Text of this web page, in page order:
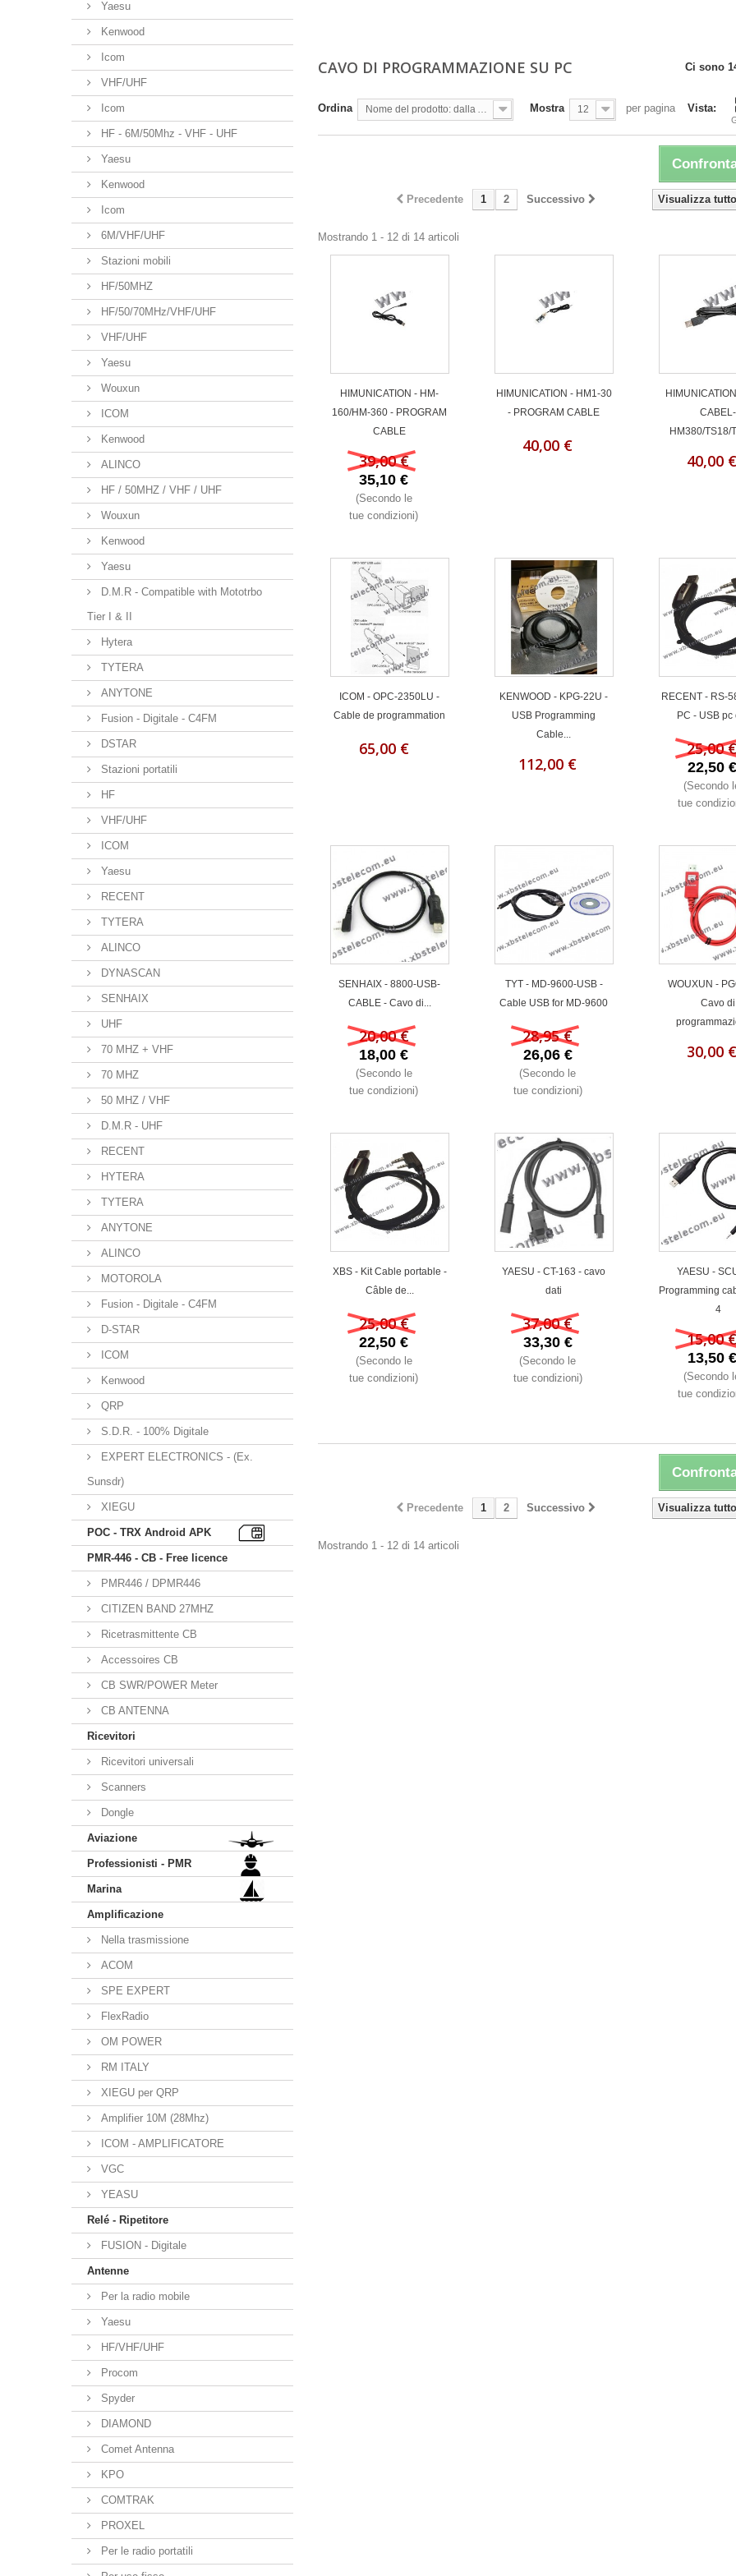
Yaesu
Kenwood
Icom
VHF/UHF
Icom
HF - 6M/50Mhz - VHF - UHF
Yaesu
Kenwood
Icom
6M/VHF/UHF
Stazioni mobili
HF/50MHZ
HF/50/70MHz/VHF/UHF
VHF/UHF
Yaesu
Wouxun
ICOM
Kenwood
ALINCO
HF / 50MHZ / VHF / UHF
Wouxun
Kenwood
Yaesu
D.M.R - Compatible with Mototrbo
Tier I & II
Hytera
TYTERA
ANYTONE
Fusion - Digitale - C4FM
DSTAR
Stazioni portatili
HF
VHF/UHF
ICOM
Yaesu
RECENT
TYTERA
ALINCO
DYNASCAN
SENHAIX
UHF
70 MHZ + VHF
70 MHZ
50 MHZ / VHF
D.M.R - UHF
RECENT
HYTERA
TYTERA
ANYTONE
ALINCO
MOTOROLA
Fusion - Digitale - C4FM
D-STAR
ICOM
Kenwood
QRP
S.D.R. - 100% Digitale
EXPERT ELECTRONICS - (Ex.
Sunsdr)
XIEGU
POC - TRX Android APK
PMR-446 - CB - Free licence
PMR446 / DPMR446
CITIZEN BAND 27MHZ
Ricetrasmittente CB
Accessoires CB
CB SWR/POWER Meter
CB ANTENNA
Ricevitori
Ricevitori universali
Scanners
Dongle
Aviazione
Professionisti - PMR
Marina
Amplificazione
Nella trasmissione
ACOM
SPE EXPERT
FlexRadio
OM POWER
RM ITALY
XIEGU per QRP
Amplifier 10M (28Mhz)
ICOM - AMPLIFICATORE
VGC
YEASU
Relé - Ripetitore
FUSION - Digitale
Antenne
Per la radio mobile
Yaesu
HF/VHF/UHF
Procom
Spyder
DIAMOND
Comet Antenna
KPO
COMTRAK
PROXEL
Per le radio portatili
CAVO DI PROGRAMMAZIONE SU PC Ci sono
Vista:
Ordina Nome del prodotto: dalla A alla Z Mostra 12 per pagina
Visualizza tutto
Precedente 1 2 Successivo
Mostrando 1 - 12 di 14 articoli
HIMUNICATION - HM-
160/HM-360 - PROGRAM
CABLE
39,00 €
35,10 €
(Secondo le
tue condizioni)
HIMUNICATION - HM1-30
- PROGRAM CABLE
40,00 €
CABEL-
HM380/TS18/
40,00 €
ICOM - OPC-2350LU -
Cable de programmation
65,00 €
KENWOOD - KPG-22U -
USB Programming
Cable...
112,00 €
RECENT - RS-
PC - USB pc
25,00
22,50 €
(Secondo
tue
SENHAIX - 8800-USB-
CABLE - Cavo di...
20,00 €
18,00 €
(Secondo le
tue condizioni)
TYT - MD-9600-USB -
Cable USB for MD-9600
28,95 €
26,06 €
(Secondo le
tue condizioni)
WOUXUN -
Cavo di
30,00 €
XBS - Kit Cable portable -
Câble de...
25,00 €
22,50 €
(Secondo le
tue condizioni)
YAESU - CT-163 - cavo
dati
37,00 €
33,30 €
(Secondo le
tue condizioni)
YAESU -
Programming
4
15,00
13,50 €
(Secondo
tue
Visualizza tutto
Precedente 1 2 Successivo
Mostrando 1 - 12 di 14 articoli